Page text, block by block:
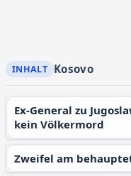
Kosovo
Ex-General zu Jugoslawien 1999: Bürgerkrieg, aber
kein Völkermord
Zweifel am